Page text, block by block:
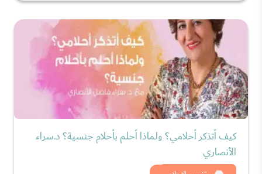
كيف أتذكر أحلامي؟ ولماذا أحلم بأحلام جنسية؟ د.سراء
الأنصاري